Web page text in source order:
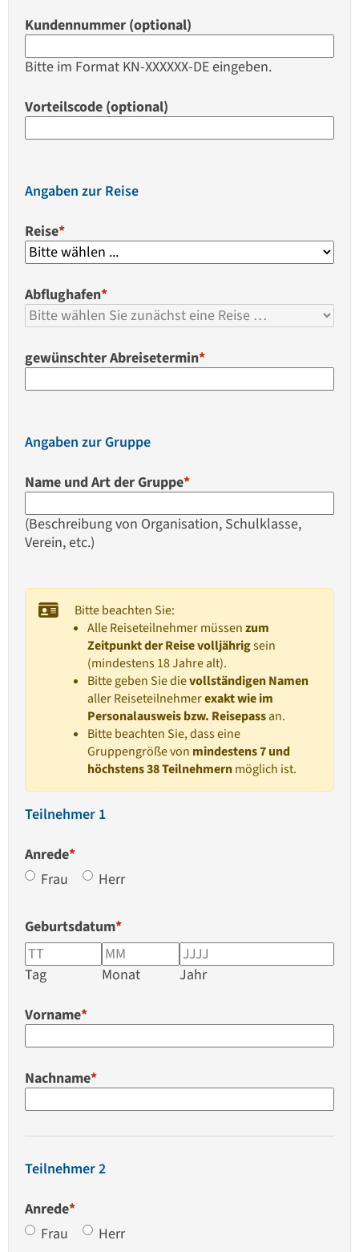
Kundennummer (optional)
Bitte im Format KN-XXXXXX-DE eingeben.
Vorteilscode (optional)
Angaben zur Reise
Reise*
Abflughafen*
gewünschter Abreisetermin*
Angaben zur Gruppe
Name und Art der Gruppe*
(Beschreibung von Organisation, Schulklasse,
Verein, etc.)
Bitte beachten Sie:
Alle Reiseteilnehmer müssenzum
Zeitpunkt der Reise volljährigsein
(mindestens 18 Jahre alt).
Bitte geben Sie dievollständigen Namen
aller Reiseteilnehmerexakt wie im
Personalausweis bzw. Reisepassan.
Bitte beachten Sie, dass eine
Gruppengröße von mindestens 7 und
höchstens 38 Teilnehmernmöglich ist.
Teilnehmer 1
Anrede*
Frau
Herr
Geburtsdatum*
Tag Monat
Jahr
Vorname*
Nachname*
Teilnehmer 2
Anrede*
Frau
Herr